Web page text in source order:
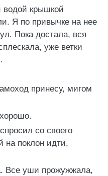
водой крышкой
Я по привычке на нее
Пока достала, вся
уже ветки
принесу, мигом
со своего
на поклон идти,
Все уши прожужжала,